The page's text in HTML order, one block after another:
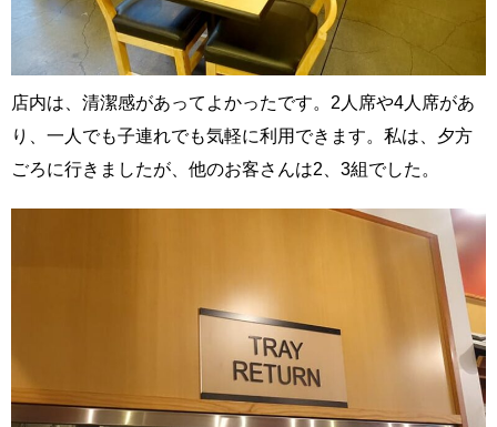
店内は、清潔感があってよかったです。2人席や4人席があ
り、一人でも子連れでも気軽に利用できます。私は、夕方
ごろに行きましたが、他のお客さんは2、3組でした。